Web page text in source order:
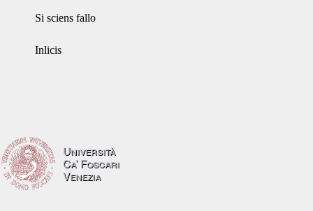
Si sciens fallo
Inlicis
Università
Ca’ Foscari
Venezia